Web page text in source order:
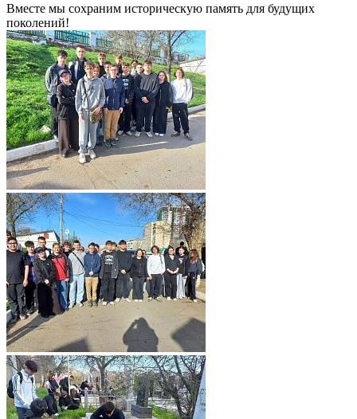
Вместе мы сохраним историческую память для будущих
поколений!